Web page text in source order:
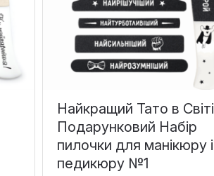
Найкращий Тато в Світі
Подарунковий Набір
пилочки для манікюру і
педикюру №1